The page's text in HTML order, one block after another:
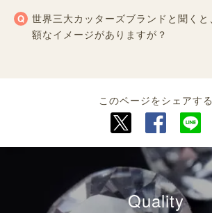
世界三大カッターズブランドと聞く
額なイメージがありますが？
このページをシェアする
Quality